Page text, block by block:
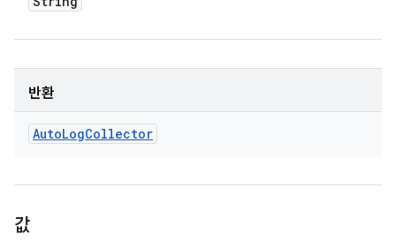
반환
AutoLogCollector
값